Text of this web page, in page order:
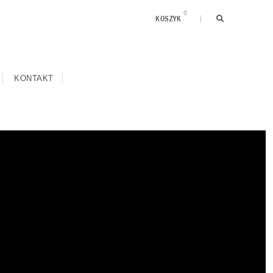
KOSZYK
0
KONTAKT